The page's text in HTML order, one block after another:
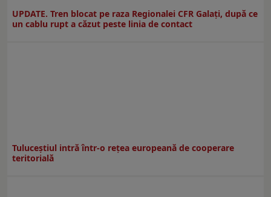
UPDATE. Tren blocat pe raza Regionalei CFR Galați, după ce
un cablu rupt a căzut peste linia de contact
Tuluceștiul intră într-o rețea europeană de cooperare
teritorială